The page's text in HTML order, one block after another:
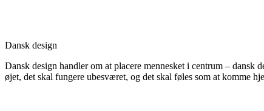
Dansk design
Dansk design handler om at placere mennesket i centrum – dansk
øjet, det skal fungere ubesværet, og det skal føles som at komme